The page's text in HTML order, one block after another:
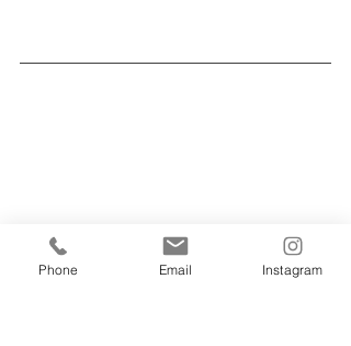
PR｜「円山動物園で学ぶ SDGzoo」主催・
毎日新聞社
Phone Email Instagram